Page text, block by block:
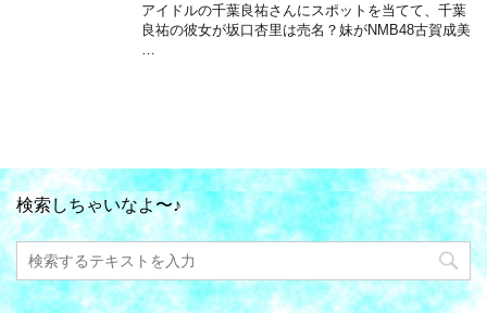
アイドルの千葉良祐さんにスポットを当てて、千葉
良祐の彼女が坂口杏里は売名？妹がNMB48古賀成美
検索しちゃいなよ〜♪